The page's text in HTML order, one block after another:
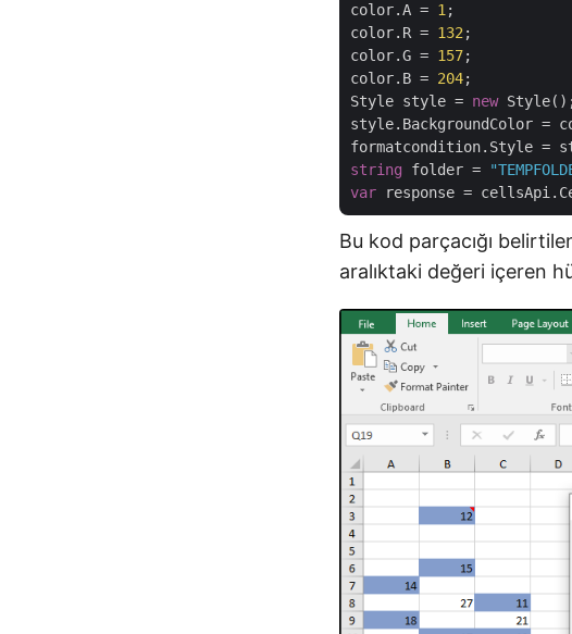
color.A = 1 ;
color.R = 132 ;
color.G = 157;
color.B = 204;
Style style = new
style.BackgroundColor =
string folder =
var
Bu kod parçacığı
aralıktaki değeri içeren